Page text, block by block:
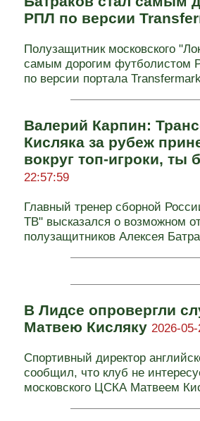
РПЛ по версии
Полузащитник московского
самым дорогим футболистом
по версии портала
Валерий Карпин:
Кисляка за рубеж
вокруг топ-игроки, ты
22:57:59
Главный тренер сборной
ТВ" высказался о возможном
полузащитников Алексея
В Лидсе опровергли
Матвею Кисляку 2026-
Спортивный директор
сообщил, что клуб не
московского ЦСКА Матвеем